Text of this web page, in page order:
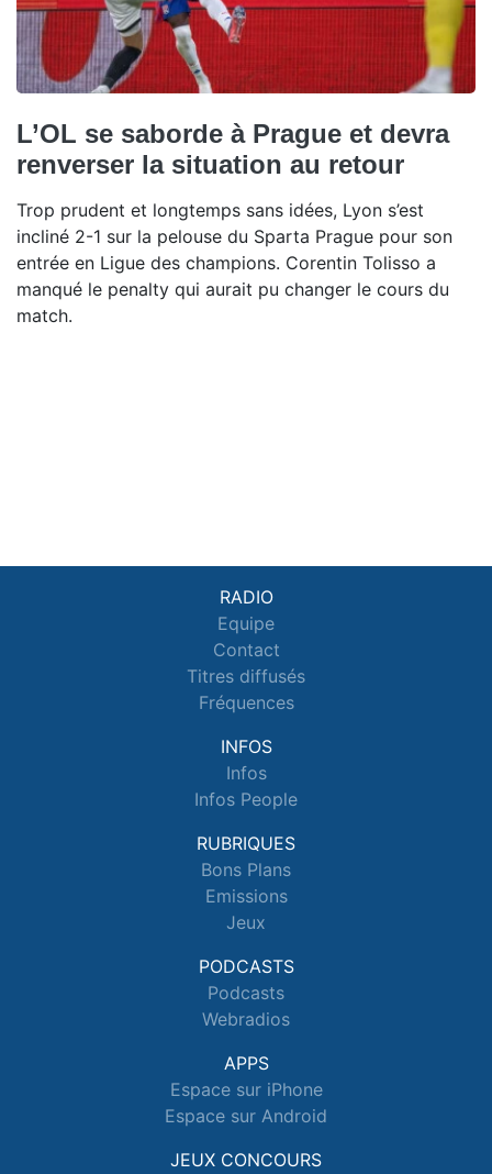
L’OL se saborde à Prague et devra
renverser la situation au retour
Trop prudent et longtemps sans idées, Lyon s’est
incliné 2-1 sur la pelouse du Sparta Prague pour son
entrée en Ligue des champions. Corentin Tolisso a
manqué le penalty qui aurait pu changer le cours du
match.
RADIO
Equipe
Contact
Titres diffusés
Fréquences
INFOS
Infos
Infos People
RUBRIQUES
Bons Plans
Emissions
Jeux
PODCASTS
Podcasts
Webradios
APPS
Espace sur iPhone
Espace sur Android
JEUX CONCOURS